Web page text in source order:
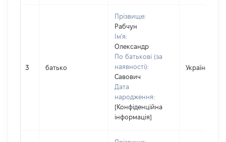
3 батько
Прізвище:
Рабчун
Ім'я:
Олександр
По батькові (за
наявності):
Савович
Дата
народження:
[Конфіденційна
інформація]
Україна